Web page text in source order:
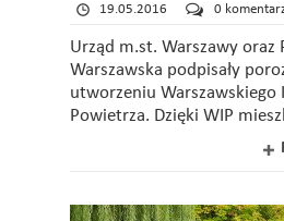
19.05.2016 0
Urząd m.st. Warszawy oraz
Warszawska podpisały
utworzeniu Warszawskiego
Powietrza. Dzięki WIP